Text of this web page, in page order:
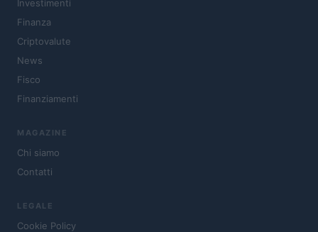
Investimenti
Finanza
Criptovalute
News
Fisco
Finanziamenti
MAGAZINE
Chi siamo
Contatti
LEGALE
Cookie Policy